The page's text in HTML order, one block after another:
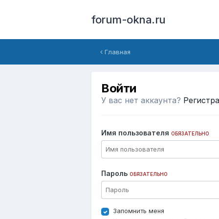
forum-okna.ru
Главная
Войти
У вас нет аккаунта?
Имя пользователя ОБЯЗАТЕЛЬНО
Пароль ОБЯЗАТЕЛЬНО
Запомнить меня